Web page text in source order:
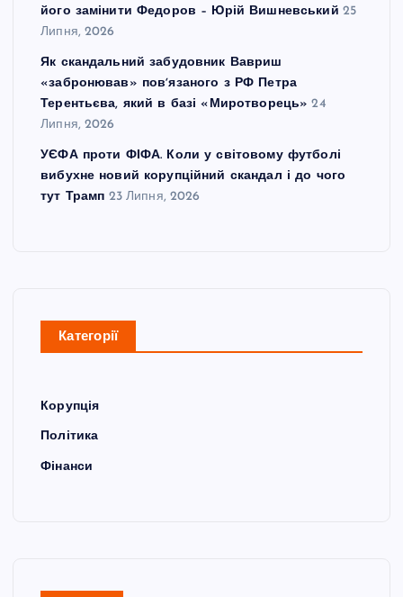
його замінити Федоров – Юрій Вишневський 25
Липня, 2026
Як скандальний забудовник Вавриш
«забронював» повʼязаного з РФ Петра
Терентьєва, який в базі «Миротворець» 24
Липня, 2026
УЄФА проти ФІФА. Коли у світовому футболі
вибухне новий корупційний скандал і до чого
тут Трамп 23 Липня, 2026
Категорії
Корупція
Політика
Фінанси